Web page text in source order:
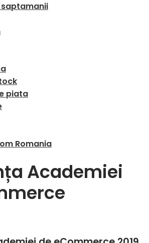
saptamanii
piata
Romania
Academiei